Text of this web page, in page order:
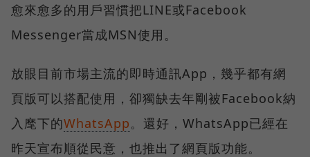
愈來愈多的用戶習慣把LINE或Facebook
Messenger當成MSN使用。
放眼目前市場主流的即時通訊App，幾乎都有網
頁版可以搭配使用，卻獨缺去年剛被Facebook納
入麾下的WhatsApp。還好，WhatsApp已經在
昨天宣布順從民意，也推出了網頁版功能。